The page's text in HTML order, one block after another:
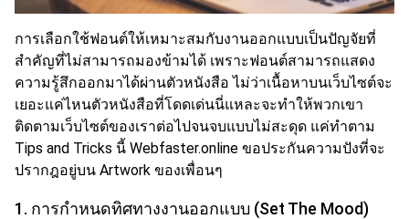
การเลือกใช้ฟอนต์ให้เหมาะสมกับงานออกแบบเป็นปัญจัยที่
สำคัญที่ไม่สามารถมองข้ามได้ เพราะฟอนต์สามารถแสดง
ความรู้สึกออกมาได้ผ่านตัวหนังสือ ไม่ว่าเนื้อหาบนเว็บไซต์จะ
เยอะแค่ไหนตัวหนังสือที่โดดเด่นนี่แหละจะทำให้พวกเขา
ติดตามเว็บไซต์ของเราต่อไปจนจบแบบไม่สะดุด แค่ทำตาม
Tips and Tricks นี้ Webfaster.online ขอประกันความปังที่จะ
ปรากฎอยู่บน Artwork ของเพื่อนๆ
1. การกำหนดทิศทางงานออกแบบ (Set The Mood)